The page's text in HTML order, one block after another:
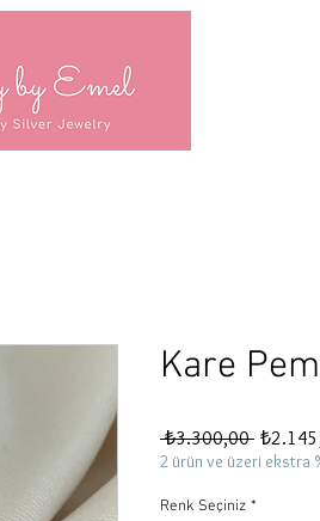
Kare
₺3.300,00 Normal
Fiyat
2 ürün ve üzeri ekstra
Renk Seçiniz *